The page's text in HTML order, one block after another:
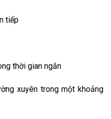
tiếp
thời gian ngắn
xuyên trong một khoảng